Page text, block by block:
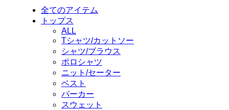
全てのアイテム
トップス
ALL
Tシャツ/カットソー
シャツ/ブラウス
ポロシャツ
ニット/セーター
ベスト
パーカー
スウェット